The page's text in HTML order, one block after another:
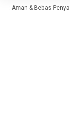
Aman & Bebas